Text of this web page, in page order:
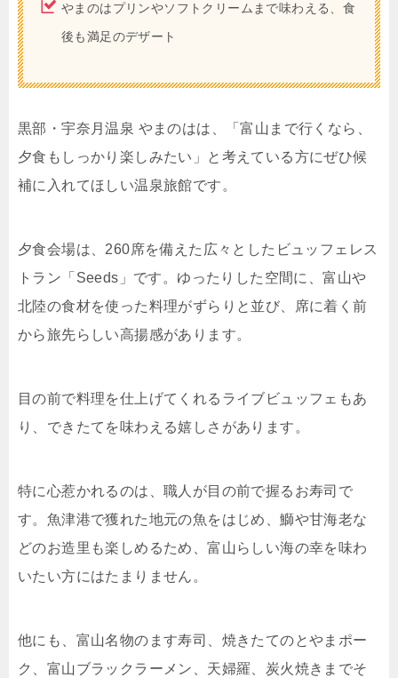
やまのはプリンやソフトクリームまで味わえる、食
後も満足のデザート
黒部・宇奈月温泉 やまのはは、「富山まで行くなら、
夕食もしっかり楽しみたい」と考えている方にぜひ候
補に入れてほしい温泉旅館です。
夕食会場は、260席を備えた広々としたビュッフェレス
トラン「Seeds」です。ゆったりした空間に、富山や
北陸の食材を使った料理がずらりと並び、席に着く前
から旅先らしい高揚感があります。
目の前で料理を仕上げてくれるライブビュッフェもあ
り、できたてを味わえる嬉しさがあります。
特に心惹かれるのは、職人が目の前で握るお寿司で
す。魚津港で獲れた地元の魚をはじめ、鰤や甘海老な
どのお造里も楽しめるため、富山らしい海の幸を味わ
いたい方にはたまりません。
他にも、富山名物のます寿司、焼きたてのとやまポー
ク、富山ブラックラーメン、天婦羅、炭火焼きまでそ